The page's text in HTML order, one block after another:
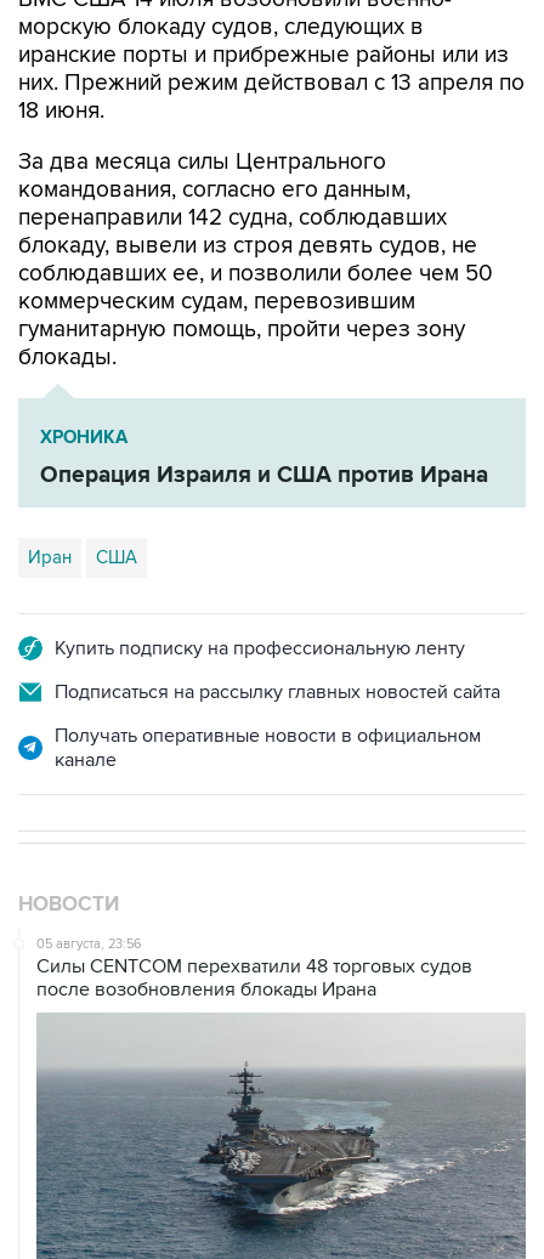
морскую блокаду судов, следующих в
иранские порты и прибрежные районы или из
них. Прежний режим действовал с 13 апреля по
18 июня.
За два месяца силы Центрального
командования, согласно его данным,
перенаправили 142 судна, соблюдавших
блокаду, вывели из строя девять судов, не
соблюдавших ее, и позволили более чем 50
коммерческим судам, перевозившим
гуманитарную помощь, пройти через зону
блокады.
ХРОНИКА
Операция Израиля и США против Ирана
Иран США
Купить подписку на профессиональную ленту
Подписаться на рассылку главных новостей сайта
Получать оперативные новости в официальном
канале
НОВОСТИ
05 августа, 23:56
Силы CENTCOM перехватили 48 торговых судов
после возобновления блокады Ирана